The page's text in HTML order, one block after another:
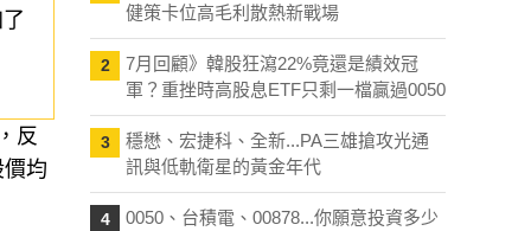
反
均
健策卡位高毛利散熱新戰場
2
7月回顧》韓股狂瀉22%竟還是績效冠
軍？重挫時高股息ETF只剩一檔贏過0050
3
穩懋、宏捷科、全新...PA三雄搶攻光通
訊與低軌衛星的黃金年代
4
0050、台積電、00878...你願意投資多少